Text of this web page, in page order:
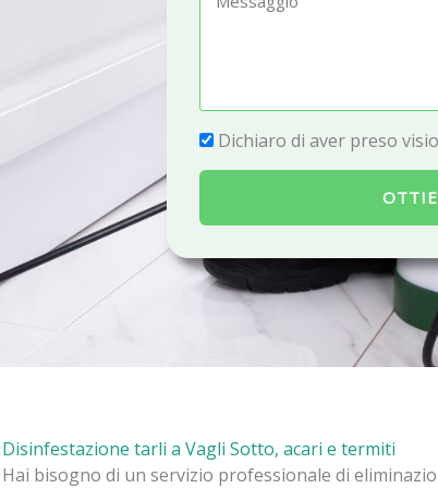
n
o
g
g
P
r
v
a
Dichiaro di aver preso
Disinfestazione tarli a Vagli Sotto, acari e termiti
Hai bisogno di un servizio professionale di